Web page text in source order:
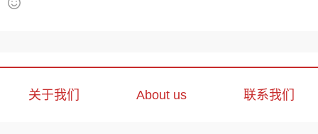
关于我们 About us 联系我们